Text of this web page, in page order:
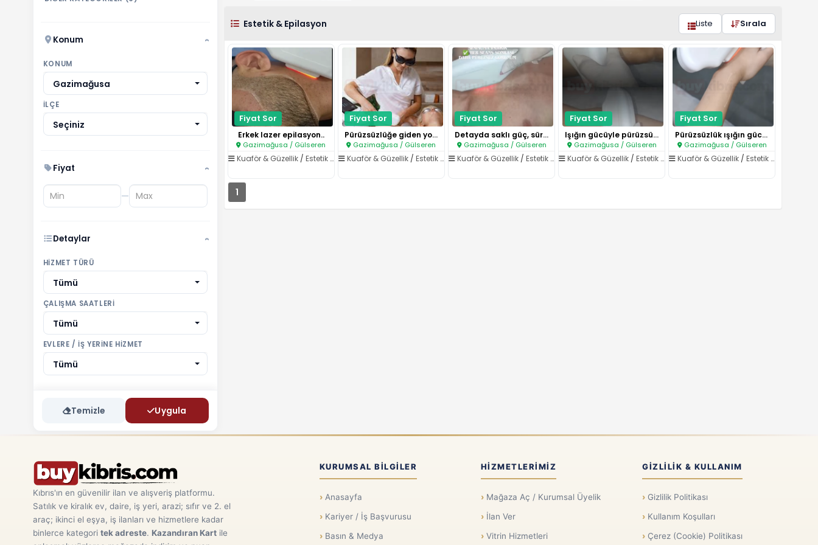
Konum ›
KONUM
Gazimağusa
İLÇE
Seçiniz
Fiyat ›
—
Detaylar ›
HIZMET TÜRÜ
Tümü
ÇALIŞMA SAATLERI
Tümü
EVLERE / İŞ YERINE HIZMET
Tümü
Temizle Uygula
Estetik & Epilasyon Liste Sırala
Fiyat Sor
Erkek lazer epilasyon..
Gazimağusa / Gülseren
Kuaför & Güzellik/ Estetik & Epilasyon
Fiyat Sor
Pürüzsüzlüğe giden yol, doğru ..
Gazimağusa / Gülseren
Kuaför & Güzellik/ Estetik & Epilasyon
Fiyat Sor
Detayda saklı güç, süreçte sak..
Gazimağusa / Gülseren
Kuaför & Güzellik / Estetik & Epilasyon
Fiyat Sor
Işığın gücüyle pürüzsüzlüğe bi..
Gazimağusa / Gülseren
Kuaför & Güzellik /Estetik & Epilasyon
Fiyat Sor
Pürüzsüzlük ışığın gücüyle baş..
Gazimağusa / Gülseren
Kuaför & Güzellik /Estetik & Epilasyon
1
Kıbrıs'ın en güvenilir ilan ve alışveriş platformu.
Satılık ve kiralık ev, daire, iş yeri, arazi; sıfır ve 2. el
araç; ikinci el eşya, iş ilanları ve hizmetlere kadar
binlerce kategori tek adreste. Kazandıran Kartile
KURUMSAL BILGILER
Anasayfa
Kariyer / İş Başvurusu
Basın & Medya
HIZMETLERIMIZ
Mağaza Aç / Kurumsal Üyelik
İlan Ver
Vitrin Hizmetleri
GIZLILIK & KULLANIM
Gizlilik Politikası
Kullanım Koşulları
Çerez (Cookie) Politikası